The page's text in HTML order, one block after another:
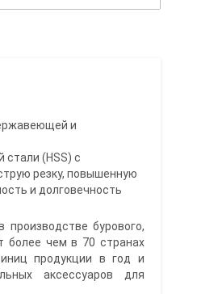
и
стали (HSS) с
резку, повышенную
и долговечность
производстве бурового,
более чем в 70 странах
продукции в год и
аксессуаров для